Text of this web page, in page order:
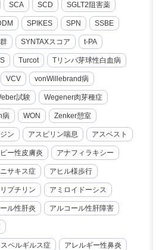
SCA SCD SGLT2阻害薬
SPIKES SPN SSBE
SYNTAXスコア t-PA
Turcot Tリンパ芽球性白血病
VCV vonWillebrand病
試験 Wegener肉芽種症
病 WON Zenker憩室
ン アスピリン喘息 アスベスト
ー性皮膚炎 アナフィラキシー
サキス症 アヒル様歩行
プチリン アミロイドーシス
ル性肝炎 アルコール性肝障害
ペルギルス症 アレルギー性鼻炎